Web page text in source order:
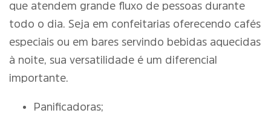
que atendem grande fluxo de pessoas durante
todo o dia. Seja em confeitarias oferecendo cafés
especiais ou em bares servindo bebidas aquecidas
à noite, sua versatilidade é um diferencial
importante.
Panificadoras;